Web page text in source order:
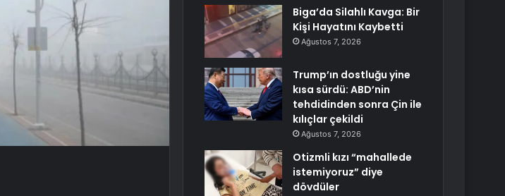
Biga’da Silahlı Kavga: Bir
Kişi Hayatını Kaybetti
Ağustos 7, 2026
Trump’ın dostluğu yine
kısa sürdü: ABD’nin
tehdidinden sonra Çin ile
kılıçlar çekildi
Ağustos 7, 2026
Otizmli kızı “mahallede
istemiyoruz” diye
dövdüler